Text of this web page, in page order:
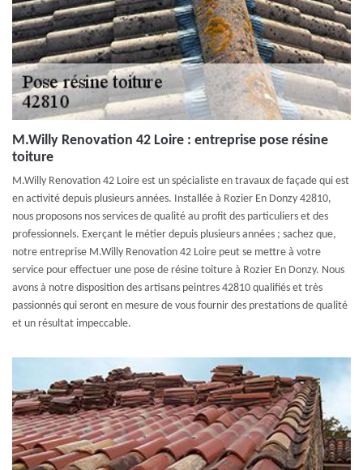
M.Willy Renovation 42 Loire : entreprise pose résine
toiture
M.Willy Renovation 42 Loire est un spécialiste en travaux de façade qui est
en activité depuis plusieurs années. Installée à Rozier En Donzy 42810,
nous proposons nos services de qualité au profit des particuliers et des
professionnels. Exerçant le métier depuis plusieurs années ; sachez que,
notre entreprise M.Willy Renovation 42 Loire peut se mettre à votre
service pour effectuer une pose de résine toiture à Rozier En Donzy. Nous
avons à notre disposition des artisans peintres 42810 qualifiés et très
passionnés qui seront en mesure de vous fournir des prestations de qualité
et un résultat impeccable.